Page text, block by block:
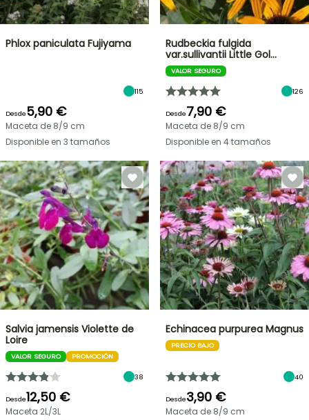
Phlox paniculata Fujiyama
115
Desde5,90 €
Maceta de 8/9 cm
Disponible en 3 tamaños
Rudbeckia fulgida
var.sullivantii Little Gol…
VALOR SEGURO
126
Desde7,90 €
Maceta de 8/9 cm
Disponible en 4 tamaños
Salvia jamensis Violette de
Loire
VALOR SEGURO PROMOCIÓN
38
Desde12,50 €
Maceta 2L/3L
Echinacea purpurea Magnus
PRECIO BAJO
40
Desde3,90 €
Maceta de 8/9 cm